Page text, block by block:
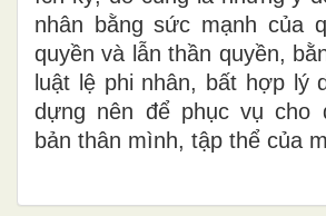
nhân bằng sức mạnh của
quyền và lẫn thần quyền,
luật lệ phi nhân, bất hợp lý
dựng nên để phục vụ cho
bản thân mình, tập thể của